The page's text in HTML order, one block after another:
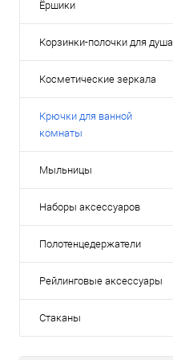
Ёршики
Корзинки-полочки для душа
Косметические зеркала
Крючки для ванной
комнаты
Мыльницы
Наборы аксессуаров
Полотенцедержатели
Рейлинговые аксессуары
Стаканы